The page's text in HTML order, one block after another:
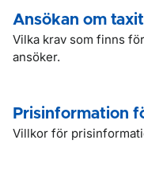
Ansökan om
Vilka krav som finns
ansöker.
Prisinformation
Villkor för